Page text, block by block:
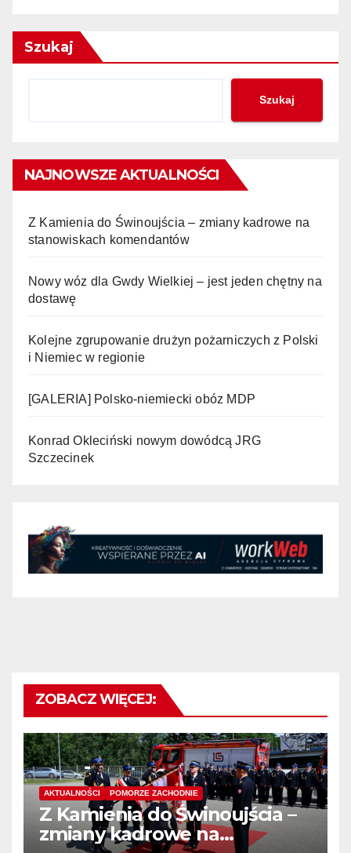
Szukaj
Szukaj
NAJNOWSZE AKTUALNOŚCI
Z Kamienia do Świnoujścia – zmiany kadrowe na
stanowiskach komendantów
Nowy wóz dla Gwdy Wielkiej – jest jeden chętny na
dostawę
Kolejne zgrupowanie drużyn pożarniczych z Polski
i Niemiec w regionie
[GALERIA] Polsko-niemiecki obóz MDP
Konrad Okleciński nowym dowódcą JRG
Szczecinek
ZOBACZ WIĘCEJ:
AKTUALNOŚCI POMORZE ZACHODNIE
Z Kamienia do Świnoujścia –
zmiany kadrowe na